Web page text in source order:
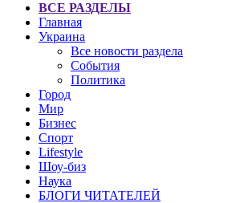
ВСЕ РАЗДЕЛЫ
Главная
Украина
Все новости раздела
События
Политика
Город
Мир
Бизнес
Спорт
Lifestyle
Шоу-биз
Наука
БЛОГИ ЧИТАТЕЛЕЙ